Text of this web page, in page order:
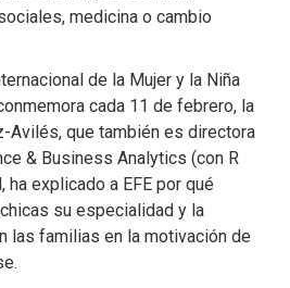
medicina o cambio
de la Mujer y la Niña
cada 11 de febrero, la
Avilés, que también es directora
& Business Analytics (con R
ha explicado a EFE por qué
su especialidad y la
las familias en la motivación de